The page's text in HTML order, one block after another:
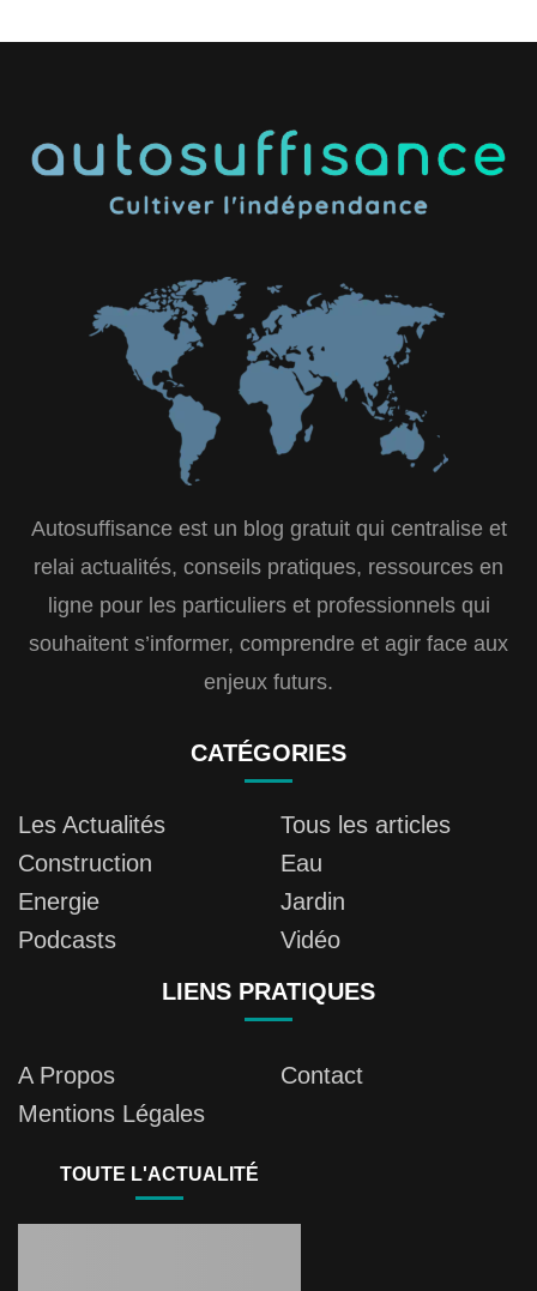
Autosuffisance est un blog gratuit qui centralise et
relai actualités, conseils pratiques, ressources en
ligne pour les particuliers et professionnels qui
souhaitent s’informer, comprendre et agir face aux
enjeux futurs.
CATÉGORIES
Les Actualités
Tous les articles
Construction
Eau
Energie
Jardin
Podcasts
Vidéo
LIENS PRATIQUES
A Propos
Contact
Mentions Légales
TOUTE L'ACTUALITÉ